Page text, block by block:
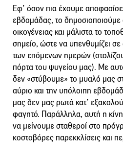
Εφ’ όσον πια έχουμε
εβδομάδας, το
οικογένειας και μάλιστα το
σημείο, ώστε να υπενθυμίζει
των επόμενων ημερών
πόρτα του ψυγείου μας). Με
δεν «στύβουμε» το μυαλό μας
αύριο και την υπόλοιπη
μας δεν μας ρωτά κατ’
φαγητό. Παράλληλα, αυτή η
να μείνουμε σταθεροί στο
κοστοβόρες παρεκκλίσεις και